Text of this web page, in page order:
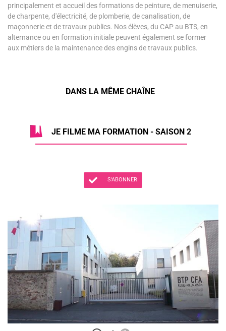
principalement et accueil des formations de peinture, de menuiserie,
de charpente, d'électricité, de plomberie, de canalisation, de
maçonnerie et de travaux publics. Nos élèves, du CAP au BTS, en
alternance ou en formation initiale peuvent également se former
aux métiers de la maintenance des engins de travaux publics.
DANS LA MÊME CHAÎNE
JE FILME MA FORMATION - SAISON 2
S'ABONNER